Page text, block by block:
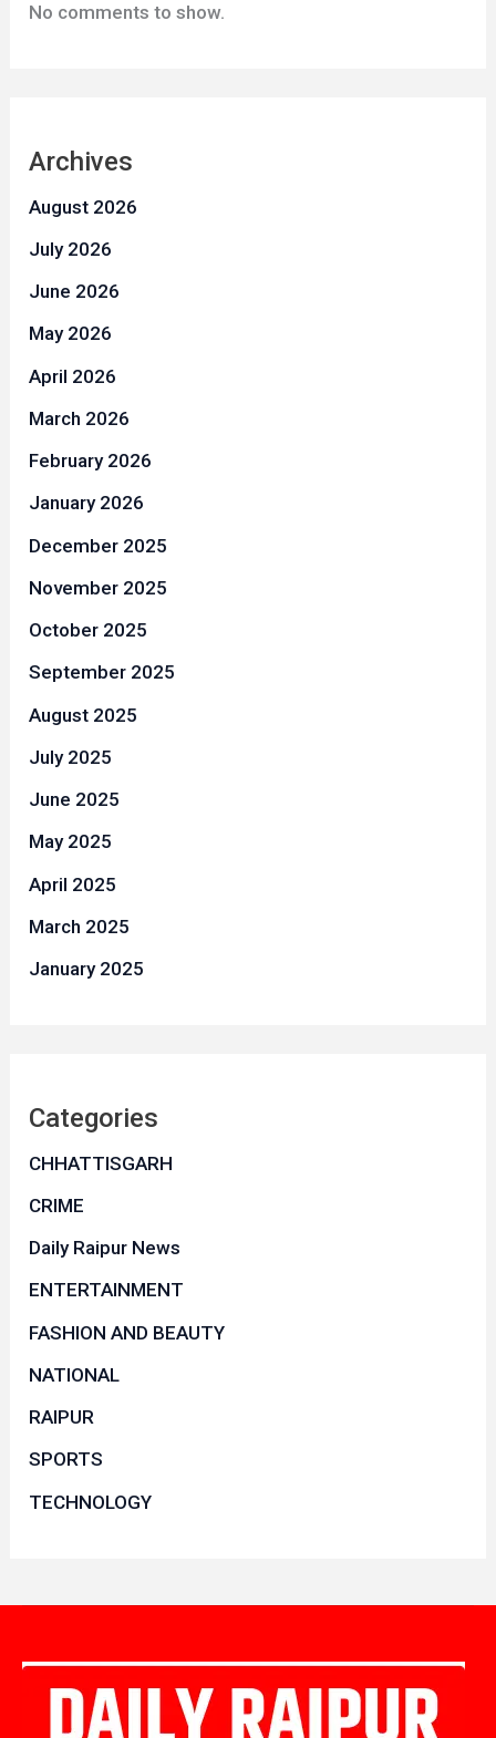
No comments to show.
Archives
August 2026
July 2026
June 2026
May 2026
April 2026
March 2026
February 2026
January 2026
December 2025
November 2025
October 2025
September 2025
August 2025
July 2025
June 2025
May 2025
April 2025
March 2025
January 2025
Categories
CHHATTISGARH
CRIME
Daily Raipur News
ENTERTAINMENT
FASHION AND BEAUTY
NATIONAL
RAIPUR
SPORTS
TECHNOLOGY